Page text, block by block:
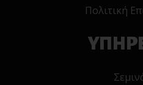
Πολιτική